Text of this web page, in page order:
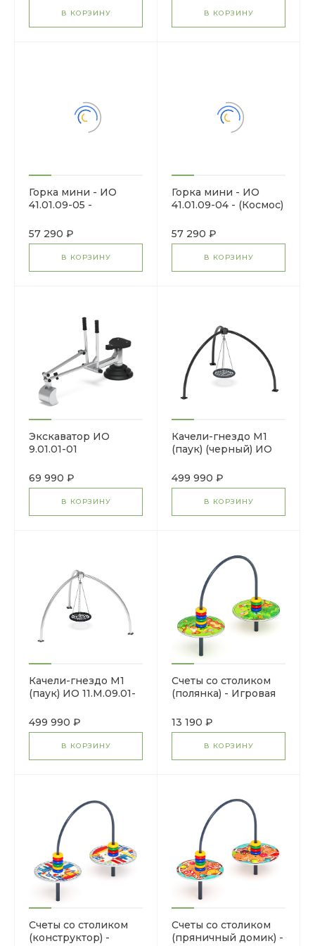
В КОРЗИНУ В КОРЗИНУ
Горка мини - ИО
41.01.09-05 -
57 290 ₽
В КОРЗИНУ
Горка мини - ИО
41.01.09-04 - (Космос)
57 290 ₽
В КОРЗИНУ
Экскаватор ИО
9.01.01-01
69 990 ₽
В КОРЗИНУ
Качели-гнездо М1
(паук) (черный) ИО
499 990 ₽
В КОРЗИНУ
Качели-гнездо М1
(паук) ИО 11.М.09.01-
499 990 ₽
В КОРЗИНУ
Счеты со столиком
(полянка) - Игровая
22.01.06-05.И1
13 190 ₽
В КОРЗИНУ
Счеты со столиком
(конструктор) -
Счеты со столиком
(пряничный домик) -